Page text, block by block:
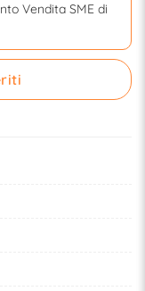
Vendita SME di